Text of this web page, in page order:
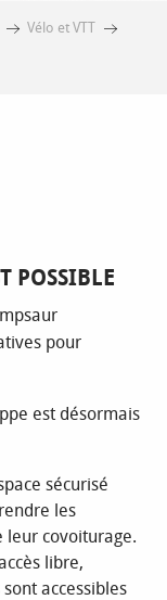
Vélo et VTT
POSSIBLE
pour
est désormais
sécurisé
les
leur covoiturage.
libre,
accessibles